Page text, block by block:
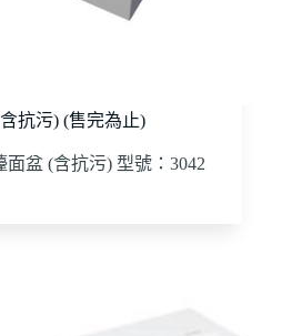
抗污) (售完為止)
盆 (含抗污) 型號：3042